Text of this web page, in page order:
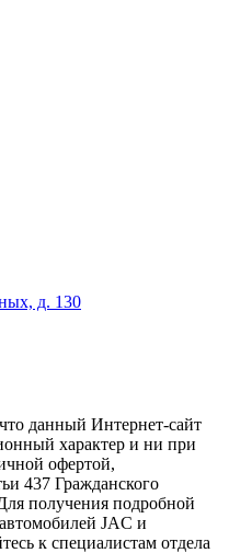
д. 130
данный Интернет-сайт
характер и ни при
офертой,
437 Гражданского
получения подробной
JAC и
к специалистам отдела